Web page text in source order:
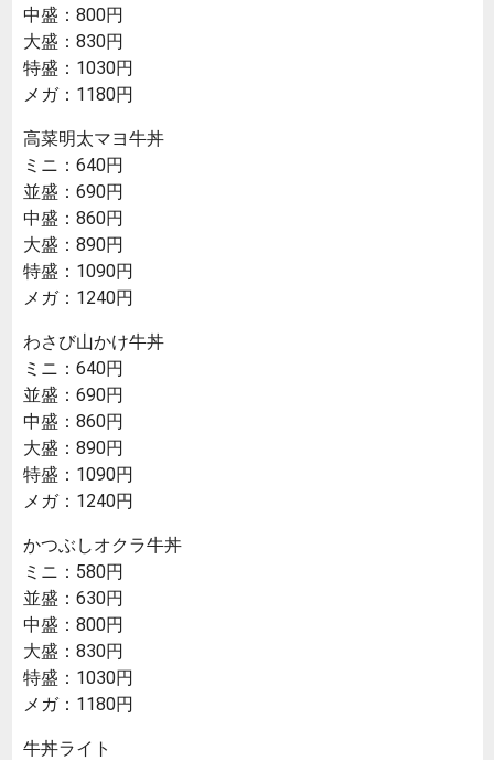
中盛：800円
大盛：830円
特盛：1030円
メガ：1180円
高菜明太マヨ牛丼
ミニ：640円
並盛：690円
中盛：860円
大盛：890円
特盛：1090円
メガ：1240円
わさび山かけ牛丼
ミニ：640円
並盛：690円
中盛：860円
大盛：890円
特盛：1090円
メガ：1240円
かつぶしオクラ牛丼
ミニ：580円
並盛：630円
中盛：800円
大盛：830円
特盛：1030円
メガ：1180円
牛丼ライト